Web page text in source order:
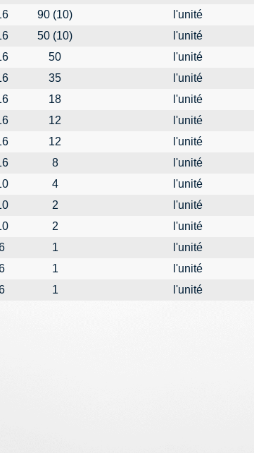
90 (10) l'unité
50 (10) l'unité
50 l'unité
35 l'unité
18 l'unité
12 l'unité
12 l'unité
8 l'unité
4 l'unité
2 l'unité
2 l'unité
1 l'unité
1 l'unité
1 l'unité